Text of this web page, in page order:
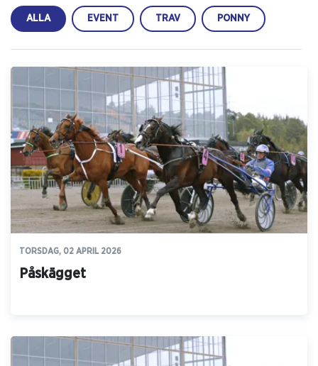
ALLA EVENT TRAV PONNY
TORSDAG, 02 APRIL 2026
Påskägget